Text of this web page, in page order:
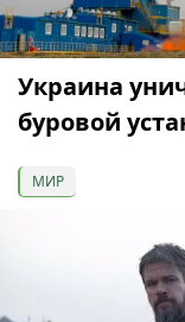
Украина
буровой
МИР